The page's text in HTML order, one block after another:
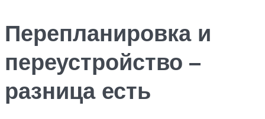
Перепланировка и
переустройство –
разница есть